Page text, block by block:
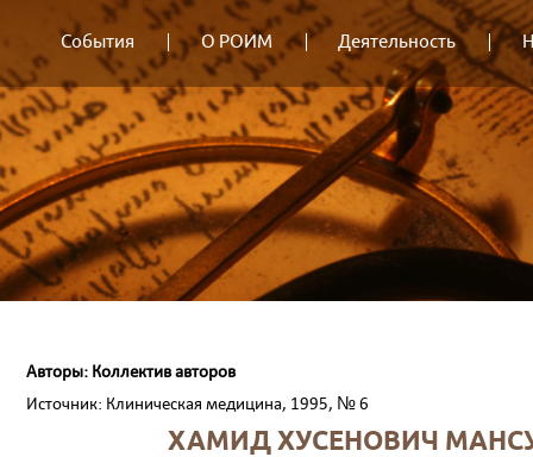
События О РОИМ Деятельность
Авторы: Коллектив авторов
Источник: Клиническая медицина, 1995, № 6
ХАМИД ХУСЕНОВИЧ